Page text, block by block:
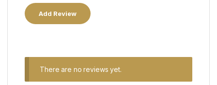
There are no reviews yet.